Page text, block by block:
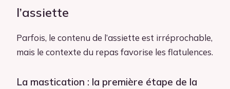
l’assiette
Parfois, le contenu de l’assiette est irréprochable,
mais le contexte du repas favorise les flatulences.
La mastication : la première étape de la